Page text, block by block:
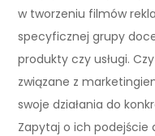
w tworzeniu filmów
specyficznej grupy
produkty czy usługi.
związane z
swoje działania do
Zapytaj o ich podejście